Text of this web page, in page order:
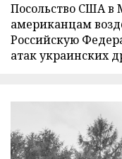
Посольство США в
американцам
Российскую
атак украинских